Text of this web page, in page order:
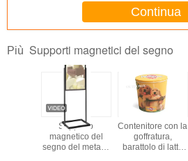
Continua
Più Supporti magnetici del segno
Supporto
magnetico del
segno del metallo
Contenitore con la
goffratura,
barattolo di latta